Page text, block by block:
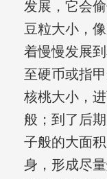
发展，它会
豆粒大小，
着慢慢发展
至硬币或指
核桃大小，
般；到了后
子般的大面
身，形成尽